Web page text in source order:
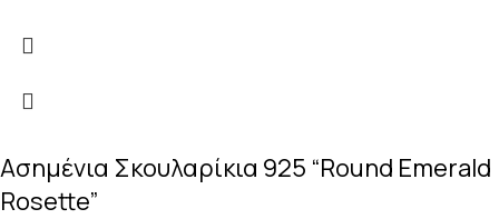
Ασημένια Σκουλαρίκια 925 “Round Emerald
Rosette”